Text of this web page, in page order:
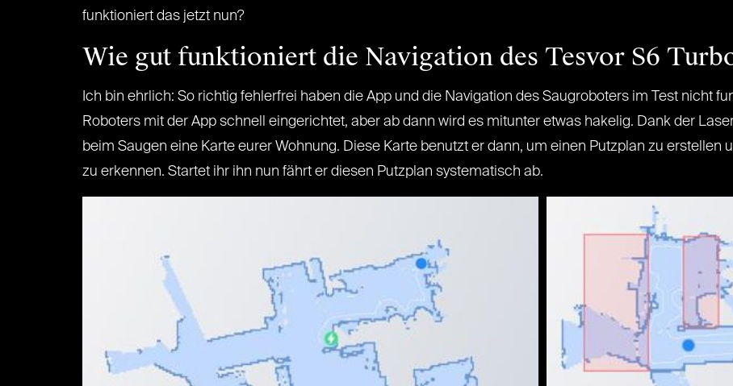
funktioniert das jetzt nun?
Wie gut funktioniert die Navigation des Tesvor S6
Ich bin ehrlich: So richtig fehlerfrei haben die App und die Navigation des Saugroboters im Test nicht
Roboters mit der App schnell eingerichtet, aber ab dann wird es mitunter etwas hakelig. Dank der
beim Saugen eine Karte eurer Wohnung. Diese Karte benutzt er dann, um einen Putzplan zu erstellen
zu erkennen. Startet ihr ihn nun fährt er diesen Putzplan systematisch ab.